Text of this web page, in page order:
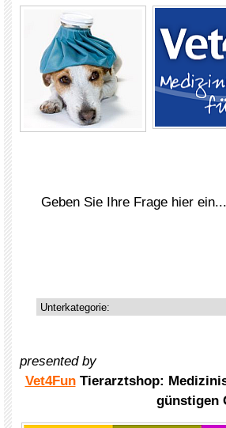
presented by
Vet4Fun Tierarztshop:
günstigen